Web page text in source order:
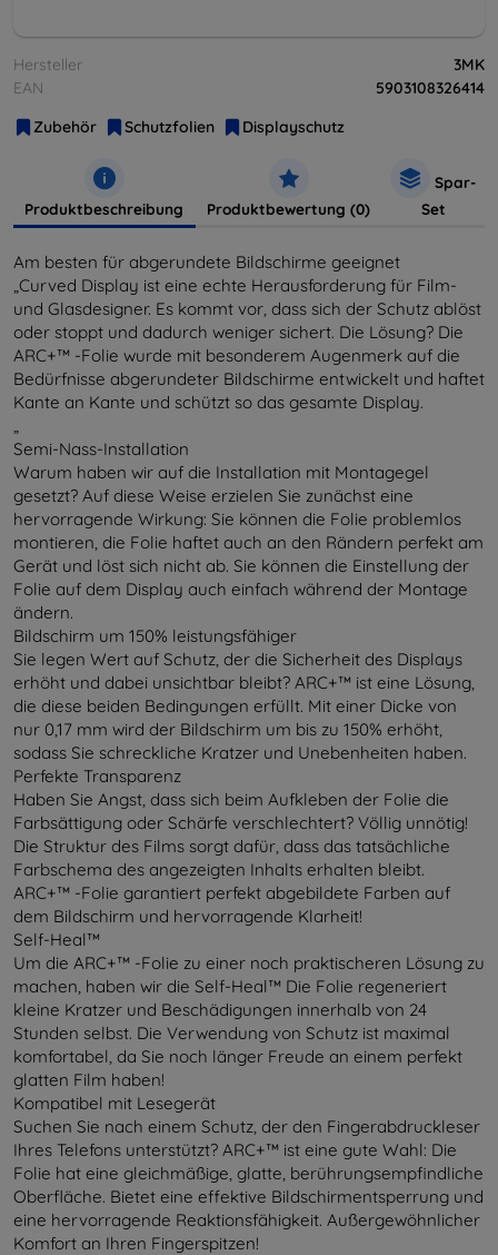
Hersteller
3MK
EAN
5903108326414
Zubehör
Schutzfolien Displayschutz
Produktbeschreibung Produktbewertung (0)
Spar-
Set
Am besten für abgerundete Bildschirme geeignet
„Curved Display ist eine echte Herausforderung für Film-
und Glasdesigner. Es kommt vor, dass sich der Schutz ablöst
oder stoppt und dadurch weniger sichert. Die Lösung? Die
ARC+™ -Folie wurde mit besonderem Augenmerk auf die
Bedürfnisse abgerundeter Bildschirme entwickelt und haftet
Kante an Kante und schützt so das gesamte Display.
Semi-Nass-Installation
Warum haben wir auf die Installation mit Montagegel
gesetzt? Auf diese Weise erzielen Sie zunächst eine
hervorragende Wirkung: Sie können die Folie problemlos
montieren, die Folie haftet auch an den Rändern perfekt am
Gerät und löst sich nicht ab. Sie können die Einstellung der
Folie auf dem Display auch einfach während der Montage
ändern.
Bildschirm um 150% leistungsfähiger
Sie legen Wert auf Schutz, der die Sicherheit des Displays
erhöht und dabei unsichtbar bleibt? ARC+™ ist eine Lösung,
die diese beiden Bedingungen erfüllt. Mit einer Dicke von
nur 0,17 mm wird der Bildschirm um bis zu 150% erhöht,
sodass Sie schreckliche Kratzer und Unebenheiten haben.
Perfekte Transparenz
Haben Sie Angst, dass sich beim Aufkleben der Folie die
Farbsättigung oder Schärfe verschlechtert? Völlig unnötig!
Die Struktur des Films sorgt dafür, dass das tatsächliche
Farbschema des angezeigten Inhalts erhalten bleibt.
ARC+™ -Folie garantiert perfekt abgebildete Farben auf
dem Bildschirm und hervorragende Klarheit!
Self-Heal™
Um die ARC+™ -Folie zu einer noch praktischeren Lösung zu
machen, haben wir die Self-Heal™ Die Folie regeneriert
kleine Kratzer und Beschädigungen innerhalb von 24
Stunden selbst. Die Verwendung von Schutz ist maximal
komfortabel, da Sie noch länger Freude an einem perfekt
glatten Film haben!
Kompatibel mit Lesegerät
Suchen Sie nach einem Schutz, der den Fingerabdruckleser
Ihres Telefons unterstützt? ARC+™ ist eine gute Wahl: Die
Folie hat eine gleichmäßige, glatte, berührungsempfindliche
Oberfläche. Bietet eine effektive Bildschirmentsperrung und
eine hervorragende Reaktionsfähigkeit. Außergewöhnlicher
Komfort an Ihren Fingerspitzen!